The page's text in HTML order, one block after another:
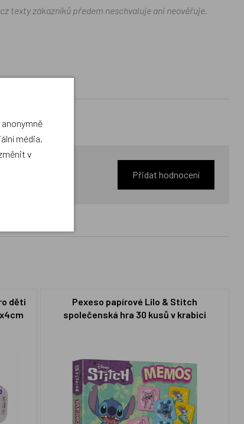
texty zákazníků předem neschvaluje ani neověřuje.
Přidat hodnocení
děti
Pexeso papírové Lilo & Stitch
společenská hra 30 kusů v krabici
média,
v